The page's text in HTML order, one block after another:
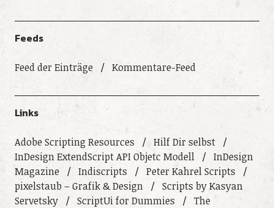
Feeds
Feed der Einträge Kommentare-Feed
Links
Adobe Scripting Resources
Hilf Dir selbst
InDesign ExtendScript API Objetc Modell
InDesign
Magazine
Indiscripts
Peter Kahrel Scripts
pixelstaub – Grafik & Design
Scripts by Kasyan
Servetsky
ScriptUi for Dummies
The